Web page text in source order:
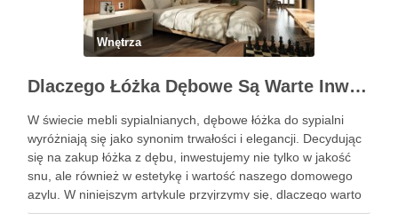
Wnętrza
Dlaczego Łóżka Dębowe Są Warte Inwestycji?
W świecie mebli sypialnianych, dębowe łóżka do sypialni
wyróżniają się jako synonim trwałości i elegancji. Decydując
się na zakup łóżka z dębu, inwestujemy nie tylko w jakość
snu, ale również w estetykę i wartość naszego domowego
azylu. W niniejszym artykule przyjrzymy się, dlaczego warto
wybrać łóżko wykonane z tego szlachetnego …